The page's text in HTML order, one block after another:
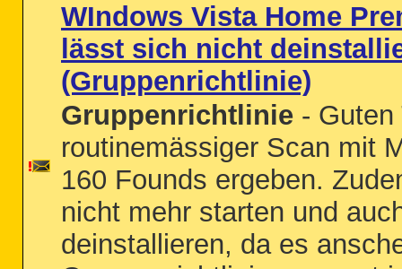
WIndows Vista Home
lässt sich nicht
(Gruppenrichtlinie)
Gruppenrichtlinie - Guten
routinemässiger Scan mit
160 Founds ergeben.
nicht mehr starten und
deinstallieren, da es